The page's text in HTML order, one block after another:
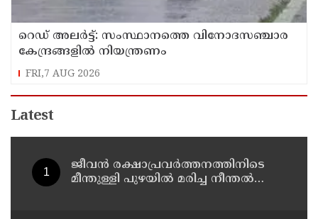
റെഡ് അലർട്ട്: സംസ്ഥാനത്തെ വിനോദസഞ്ചാര
കേന്ദ്രങ്ങളിൽ നിയന്ത്രണം
FRI,7 AUG 2026
Latest
ജീവൻ രക്ഷാപ്രവർത്തനത്തിനിടെ
മീന്തുള്ളി പുഴയിൽ മരിച്ച നീന്തൽ